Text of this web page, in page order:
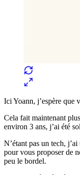
Ici Yoann, j’espère que
Cela fait maintenant
environ 3 ans, j’ai été
N’étant pas un tech,
pour vous proposer de
peu le bordel.